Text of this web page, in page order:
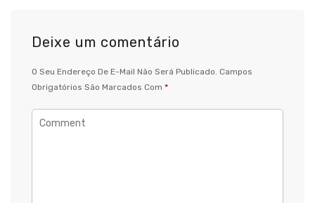
Deixe um comentário
O Seu Endereço De E-Mail Não Será Publicado. Campos
Obrigatórios São Marcados Com *